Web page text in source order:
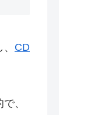
CD
、